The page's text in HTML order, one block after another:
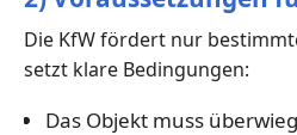
Die KfW fördert nur
setzt klare Bedingungen:
Das Objekt muss